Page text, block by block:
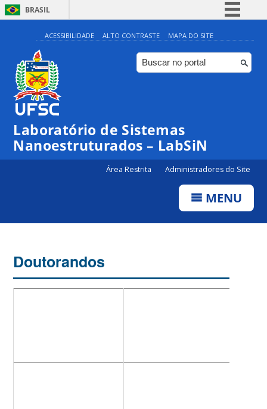
BRASIL
Simplifique!
Comunica BR
Participe
Canais
ACESSIBILIDADE ALTO CONTRASTE MAPA DO SITE
Laboratório de Sistemas
Nanoestruturados – LabSiN
Área Restrita Administradores do Site
MENU
Doutorandos